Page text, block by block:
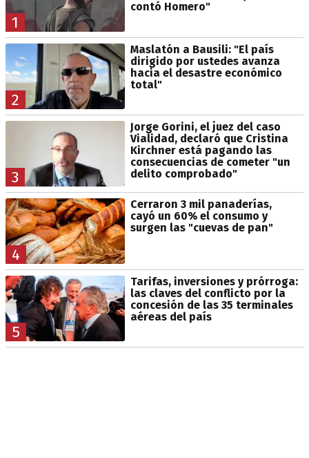
1
contó Homero"
2
Maslatón a Bausili: "El país
dirigido por ustedes avanza
hacia el desastre económico
total"
3
Jorge Gorini, el juez del caso
Vialidad, declaró que Cristina
Kirchner está pagando las
consecuencias de cometer "un
delito comprobado"
4
Cerraron 3 mil panaderías,
cayó un 60% el consumo y
surgen las "cuevas de pan"
5
Tarifas, inversiones y prórroga:
las claves del conflicto por la
concesión de las 35 terminales
aéreas del país